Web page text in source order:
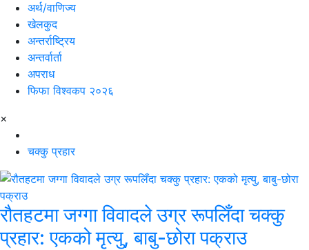
अर्थ/वाणिज्य
खेलकुद
अन्तर्राष्ट्रिय
अन्तर्वार्ता
अपराध
फिफा विश्वकप २०२६
×
चक्कु प्रहार
रौतहटमा जग्गा विवादले उग्र रूपलिँदा चक्कु
प्रहार: एकको मृत्यु, बाबु-छोरा पक्राउ